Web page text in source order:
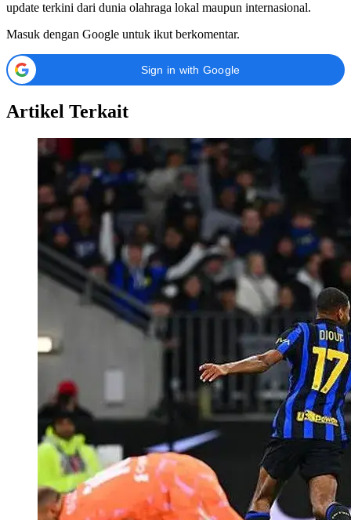
update terkini dari dunia olahraga lokal maupun internasional.
Masuk dengan Google untuk ikut berkomentar.
Sign in with Google
Artikel Terkait